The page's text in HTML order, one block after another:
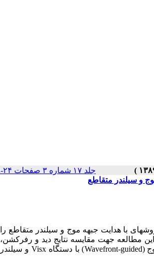
جلد ۱۷ شماره ۳ صفحات ۲۴-۱۹
و سیلندر متقاطع
با هدایت جبهه موج و سیلندر متقاطع را
مطالعه جهت مقایسه نتایج دید و رفرکشن،
دراصلاح آستیگماتیسم متوسط - بالا ، در عمل فتورفرکتیو کراتکتومی به دو روش با هدایت جبهه موج (Wavefront-guided) با دستگاه Visx و سیلندر